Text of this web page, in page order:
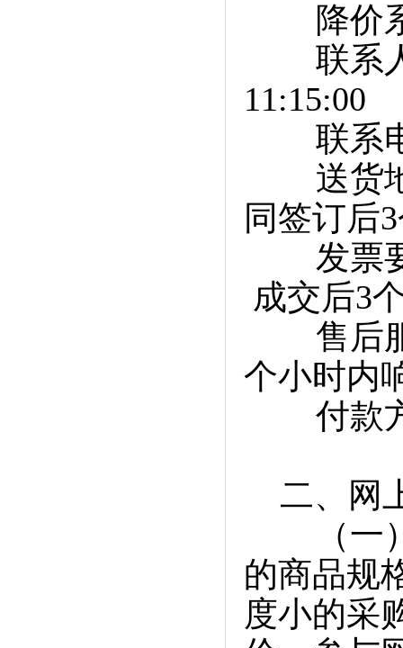
降价
联系人
11:15:00
联系电
送货地
同签订后
发票要
成交后3
售后服
个小时内
付款
二、网
（一）
的商品规
度小的采